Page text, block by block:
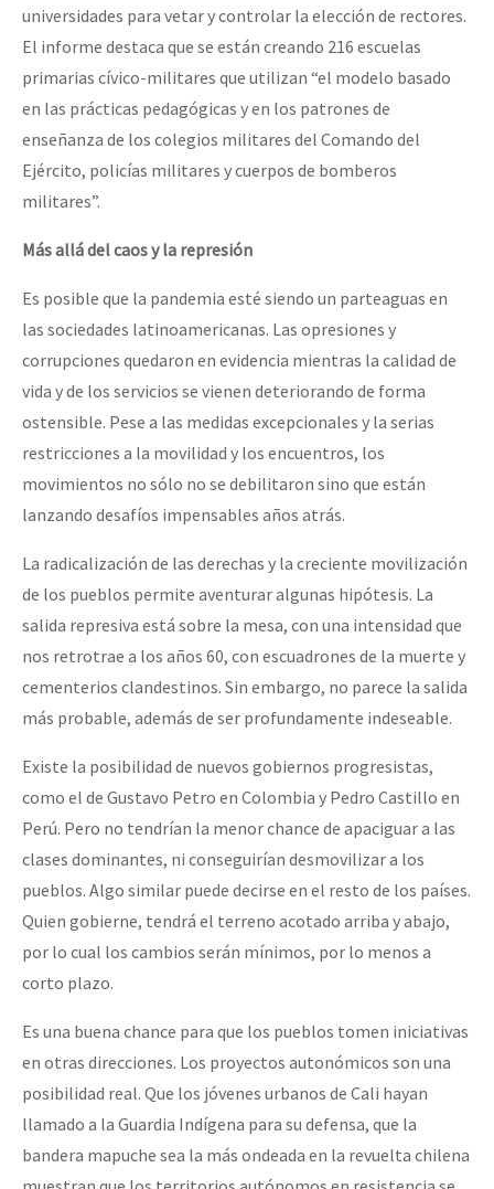
universidades para vetar y controlar la elección de rectores.
El informe destaca que se están creando 216 escuelas
primarias cívico-militares que utilizan “el modelo basado
en las prácticas pedagógicas y en los patrones de
enseñanza de los colegios militares del Comando del
Ejército, policías militares y cuerpos de bomberos
militares”.
Más allá del caos y la represión
Es posible que la pandemia esté siendo un parteaguas en
las sociedades latinoamericanas. Las opresiones y
corrupciones quedaron en evidencia mientras la calidad de
vida y de los servicios se vienen deteriorando de forma
ostensible. Pese a las medidas excepcionales y la serias
restricciones a la movilidad y los encuentros, los
movimientos no sólo no se debilitaron sino que están
lanzando desafíos impensables años atrás.
La radicalización de las derechas y la creciente movilización
de los pueblos permite aventurar algunas hipótesis. La
salida represiva está sobre la mesa, con una intensidad que
nos retrotrae a los años 60, con escuadrones de la muerte y
cementerios clandestinos. Sin embargo, no parece la salida
más probable, además de ser profundamente indeseable.
Existe la posibilidad de nuevos gobiernos progresistas,
como el de Gustavo Petro en Colombia y Pedro Castillo en
Perú. Pero no tendrían la menor chance de apaciguar a las
clases dominantes, ni conseguirían desmovilizar a los
pueblos. Algo similar puede decirse en el resto de los países.
Quien gobierne, tendrá el terreno acotado arriba y abajo,
por lo cual los cambios serán mínimos, por lo menos a
corto plazo.
Es una buena chance para que los pueblos tomen iniciativas
en otras direcciones. Los proyectos autonómicos son una
posibilidad real. Que los jóvenes urbanos de Cali hayan
llamado a la Guardia Indígena para su defensa, que la
bandera mapuche sea la más ondeada en la revuelta chilena